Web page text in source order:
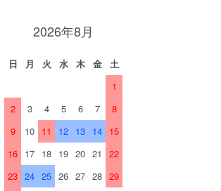
2026年8月
日 月 火 水 木 金
土
1
2
3 4 5 6 7
8
9
10 11 12 13 14 15
16 17 18 19 20 21
22
23 24 25 26 27 28 29